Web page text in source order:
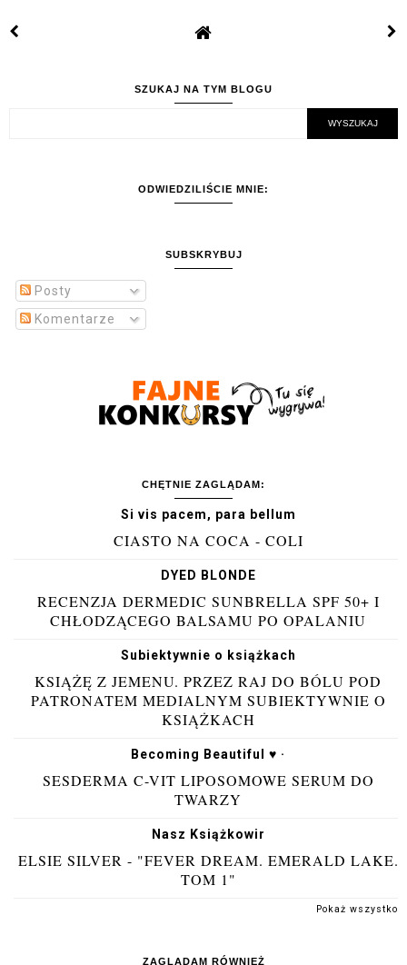
SZUKAJ NA TYM BLOGU
ODWIEDZILIŚCIE MNIE:
SUBSKRYBUJ
Posty
Komentarze
CHĘTNIE ZAGLĄDAM:
Si vis pacem, para bellum
CIASTO NA COCA - COLI
DYED BLONDE
RECENZJA DERMEDIC SUNBRELLA SPF 50+ I
CHŁODZĄCEGO BALSAMU PO OPALANIU
Subiektywnie o książkach
KSIĄŻĘ Z JEMENU. PRZEZ RAJ DO BÓLU POD
PATRONATEM MEDIALNYM SUBIEKTYWNIE O
KSIĄŻKACH
Becoming Beautiful ♥ ·
SESDERMA C-VIT LIPOSOMOWE SERUM DO
TWARZY
Nasz Książkowir
ELSIE SILVER - "FEVER DREAM. EMERALD LAKE.
TOM 1"
Pokaż wszystko
ZAGLĄDAM RÓWNIEŻ